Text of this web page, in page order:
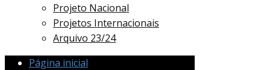
Projeto Nacional
Projetos Internacionais
Arquivo 23/24
Página inicial